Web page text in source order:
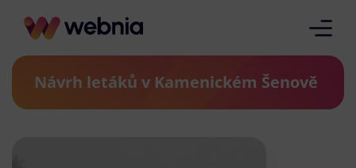
Návrh letáků v Kamenickém Šenově